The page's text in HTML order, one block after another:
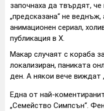
започнаха да твърдят,
„предсказана“ не
анимационен сериал,
публикация в X.
Макар случаят с кораба
локализиран, паниката
ден. А някои вече виждат
Една от най-
„Семейство Симпсън“.